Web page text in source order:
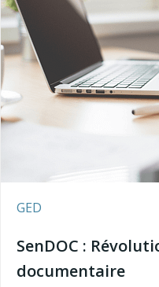
GED
SenDOC :
documentaire